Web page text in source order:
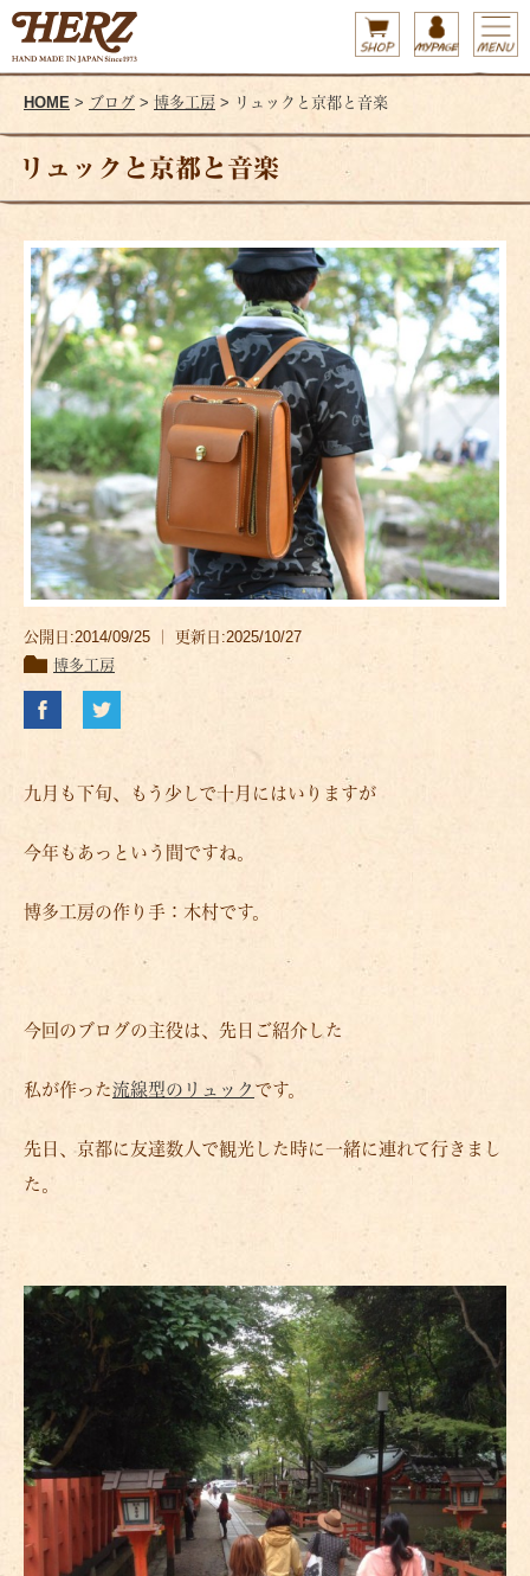
HOME > ブログ > 博多工房 > リュックと京都と音楽
リュックと京都と音楽
公開日:2014/09/25 ｜ 更新日:2025/10/27
博多工房
九月も下旬、もう少しで十月にはいりますが
今年もあっという間ですね。
博多工房の作り手：木村です。
今回のブログの主役は、先日ご紹介した
私が作った流線型のリュック です。
先日、京都に友達数人で観光した時に一緒に連れて行きまし
た。